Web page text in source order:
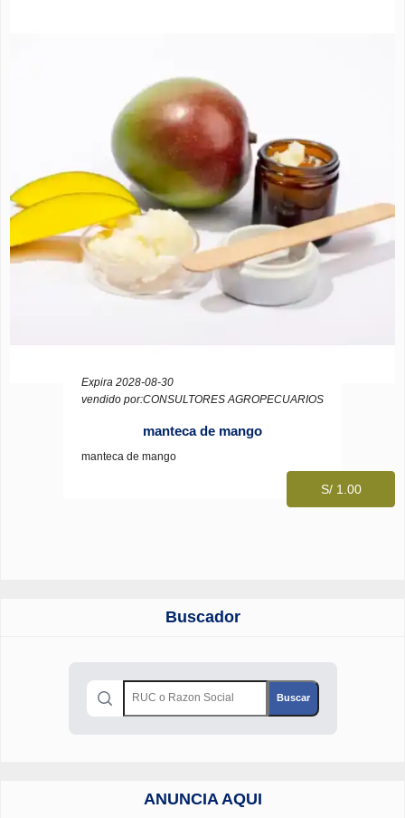
Expira 2028-08-30
vendido por:CONSULTORES AGROPECUARIOS
manteca de mango
manteca de mango
S/ 1.00
Buscador
ANUNCIA AQUI